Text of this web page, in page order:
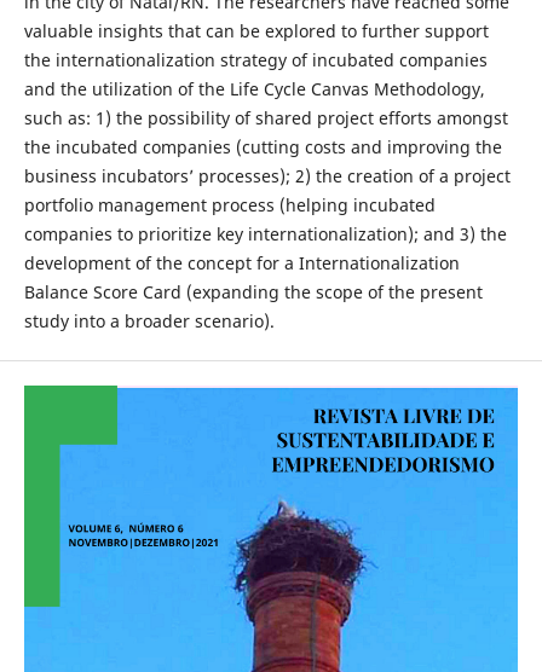
valuable insights that can be explored to further support
the internationalization strategy of incubated companies
and the utilization of the Life Cycle Canvas Methodology,
such as: 1) the possibility of shared project efforts amongst
the incubated companies (cutting costs and improving the
business incubators’ processes); 2) the creation of a project
portfolio management process (helping incubated
companies to prioritize key internationalization); and 3) the
development of the concept for a Internationalization
Balance Score Card (expanding the scope of the present
study into a broader scenario).